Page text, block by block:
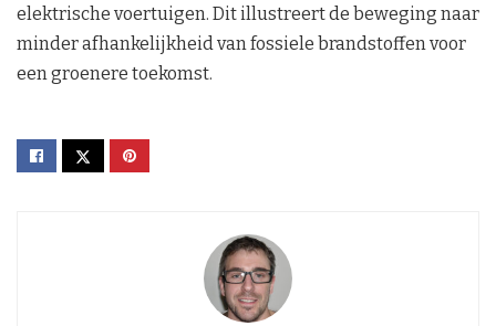
elektrische voertuigen. Dit illustreert de beweging naar
minder afhankelijkheid van fossiele brandstoffen voor
een groenere toekomst.